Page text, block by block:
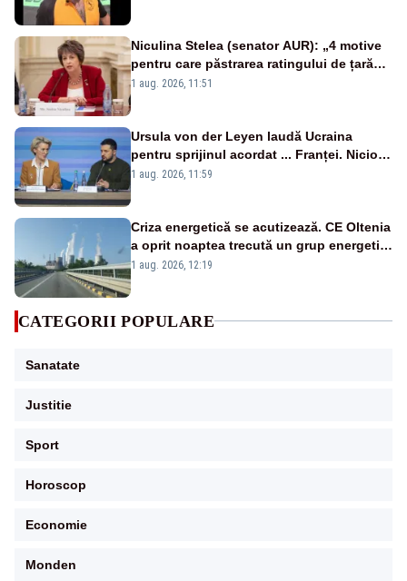
Niculina Stelea (senator AUR): „4 motive
pentru care păstrarea ratingului de țară
nu este o reușită pentru Guvernul
1 aug. 2026, 11:51
Ursula von der Leyen laudă Ucraina
pentru sprijinul acordat ... Franței. Nicio
reacție privind ajutorul energetic promis
1 aug. 2026, 11:59
Criza energetică se acutizează. CE Oltenia
a oprit noaptea trecută un grup energetic
de la Rovinari
1 aug. 2026, 12:19
CATEGORII POPULARE
Sanatate
Justitie
Sport
Horoscop
Economie
Monden